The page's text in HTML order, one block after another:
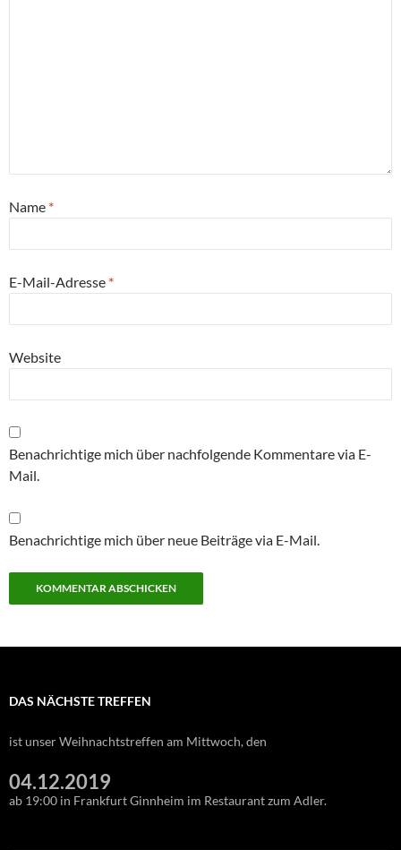
Name *
E-Mail-Adresse *
Website
Benachrichtige mich über nachfolgende Kommentare via E-
Mail.
Benachrichtige mich über neue Beiträge via E-Mail.
DAS NÄCHSTE TREFFEN
ist unser Weihnachtstreffen am Mittwoch, den
04.12.2019
ab 19:00 in Frankfurt Ginnheim im Restaurant zum Adler.